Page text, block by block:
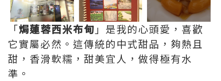
「焗蓮蓉西米布甸 」是我的心頭愛，喜歡
它實屬必然。這傳統的中式甜品，夠熱且
甜，香滑軟糯，甜美宜人，做得極有水
準。